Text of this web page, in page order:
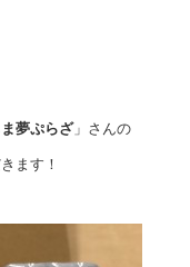
夢ぷらざ」さんの
ます！